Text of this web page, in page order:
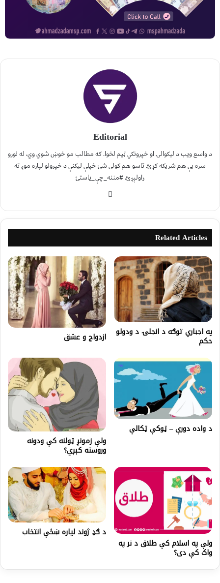
Editorial
د واسع ویب د لیکوالۍ او خپرونکي ټیم لخوا. که مطالب مو خوښ شوي وي، له نورو
سره یې هم شریکه کړئ. تاسو هم کولی شئ خپلې لیکنې د خپرولو لپاره موږ ته
راولېږئ. #مننه_چې_یاستئ
Related Articles
په اجباري توګه د انجلۍ د ودولو
حکم ازدواج و عشق
د واده دورې – ټوکې ټکالې
ولې زمونږ ټولنه کې ودونه
وروسته کېږي؟
ولې په اسلام کې طلاق د نر په
واک کې دی؟
د ګډ‌ ژوند لپاره ښځې انتخاب